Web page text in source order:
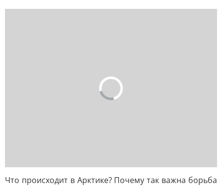
Что происходит в Арктике? Почему так важна борьба